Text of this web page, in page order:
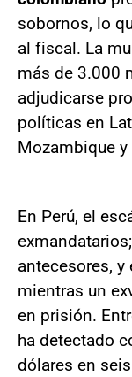
sobornos, lo
al fiscal. La
más de 3.000
adjudicarse
políticas en
Mozambique y
En Perú, el
antecesores, y
mientras un
en prisión.
ha detectado
dólares en